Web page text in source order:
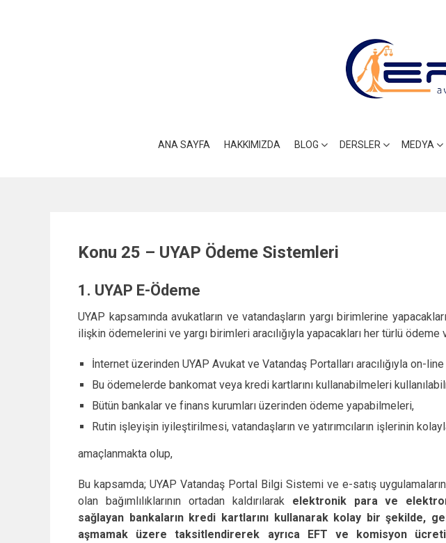
ANA SAYFA HAKKIMIZDA BLOG DERSLER MEDYA
Konu 25 – UYAP Ödeme Sistemleri
1. UYAP E-Ödeme
UYAP kapsamında avukatların ve vatandaşların yargı birimlerine
ilişkin ödemelerini ve yargı birimleri aracılığıyla yapacakları her türlü ödeme
İnternet üzerinden UYAP Avukat ve Vatandaş Portalları aracılığıyla on-
Bu ödemelerde bankomat veya kredi kartlarını kullanabilmeleri
Bütün bankalar ve finans kurumları üzerinden ödeme yapabilmeleri,
Rutin işleyişin iyileştirilmesi, vatandaşların ve yatırımcıların işlerinin
amaçlanmakta olup,
Bu kapsamda; UYAP Vatandaş Portal Bilgi Sistemi ve e-satış
olan bağımlılıklarının ortadan kaldırılarak elektronik para ve
sağlayan bankaların kredi kartlarını kullanarak kolay bir şekilde,
aşmamak üzere taksitlendirerek ayrıca EFT ve komisyon ücreti